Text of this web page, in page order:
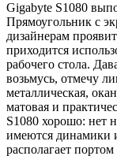
Gigabyte S1080
Прямоугольник с
дизайнерам
приходится
рабочего стола.
возьмусь, отмечу
металлическая,
матовая и
S1080 хорошо: нет
имеются динамики
располагает